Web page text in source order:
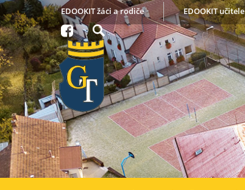
EDOOKIT žáci a rodiče EDOOKIT učitele